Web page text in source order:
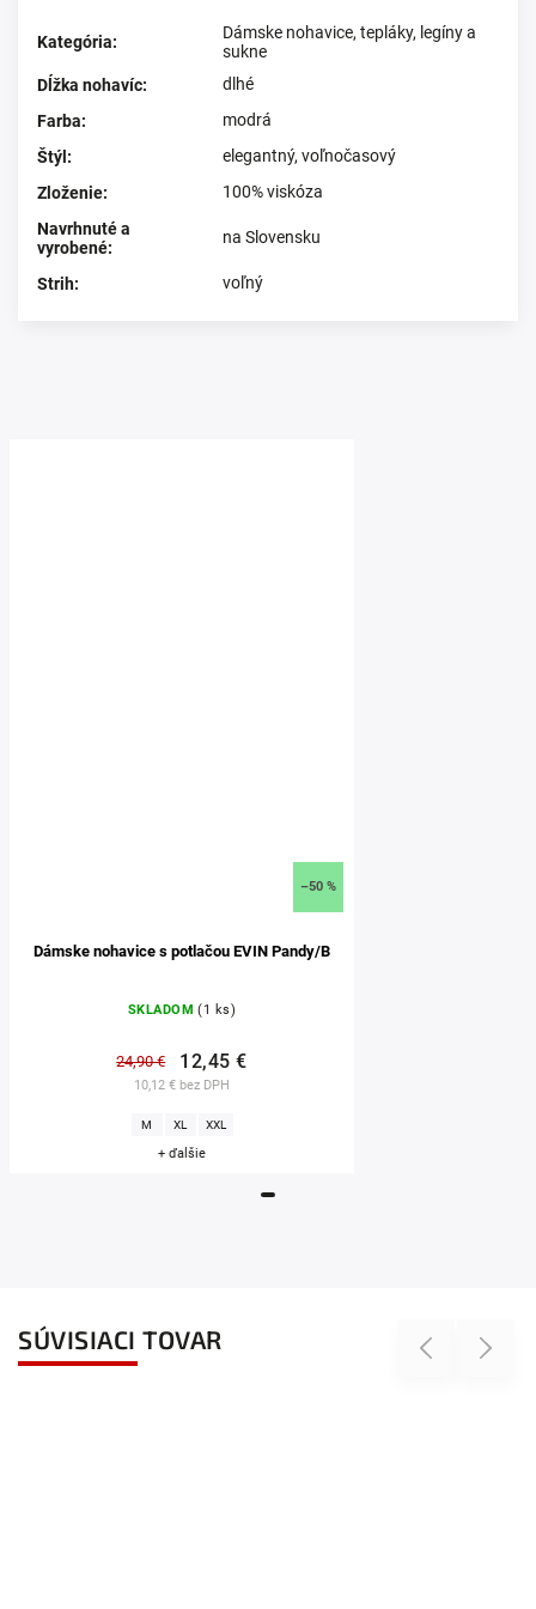
Kategória:
Dámske nohavice, tepláky, legíny a
sukne
Dĺžka nohavíc:
dlhé
Farba:
modrá
Štýl :
elegantný, voľnočasový
Zloženie:
100% viskóza
Navrhnuté a
vyrobené:
na Slovensku
Strih: voľný
–50 %
Dámske nohavice s potlačou EVIN Pandy/B
SKLADOM (1 ks)
10,12 € bez DPH
24,90 € 12,45 €
M XL XXL
+ ďalšie
SÚVISIACI TOVAR Previous Next